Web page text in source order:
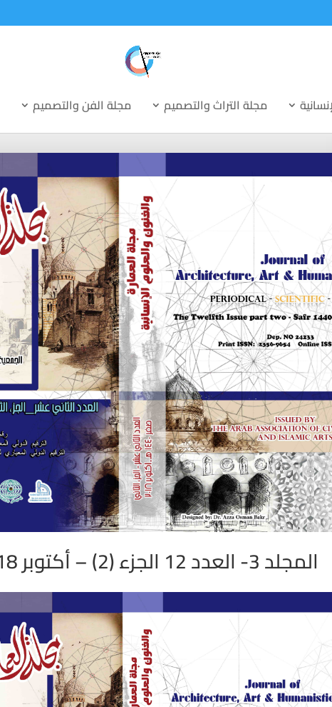
مجلة التراث والتصميم مجلة الفن والتصميم
المجلد 3- العدد 12 الجزء (2) – أكتوبر 2018